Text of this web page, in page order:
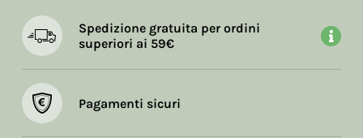
Spedizione gratuita per ordini
superiori ai 59€
Pagamenti sicuri